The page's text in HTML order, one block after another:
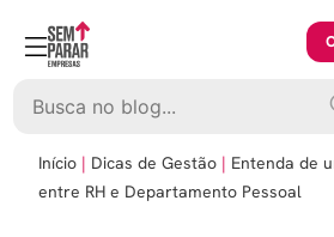
content
Início Dicas de Gestão
Entenda de
entre RH e Departamento Pessoal